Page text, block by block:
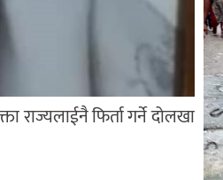
राज्यलाईनै फिर्ता गर्ने दोलखा